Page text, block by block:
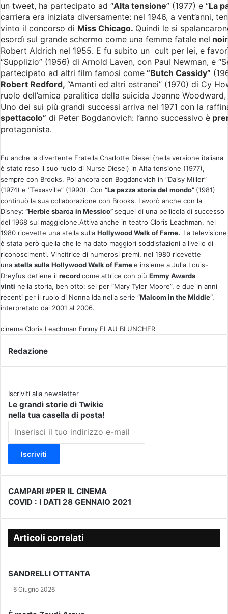
un tweet, ha partecipato ad “Alta tensione” (1977) e “La
carriera era iniziata diversamente: nel 1946, a vent’anni,
vinto il concorso di Miss Chicago. Quindi le si
esordì sul grande schermo come una femme fatale nel
Robert Aldrich nel 1955. E fu subito un cult per lei, e
“Supplizio” (1956) di Arnold Laven, con Paul Newman, e
partecipato ad altri film famosi come “Butch Cassidy”
Robert Redford, “Amanti ed altri estranei” (1970) di Cy
ruolo dell’amica paralitica della suicida Joanne
Uno dei sui più grandi successi arriva nel 1971 con la
spettacolo” di Peter Bogdanovich: l’anno successivo è
protagonista.
Fu anche la divertente Fratella Charlotte Diesel (nella versione italiana
è stato reso il suo ruolo di Nurse Diesel) in Alta tensione (1977),
sempre con Brooks. Poi ancora con Bogdanovich in “Daisy Miller”
(1974) e “Texasville” (1990). Con “La pazza storia del mondo” (1981)
continuò la sua collaborazione con Brooks. Lavorò anche con la
Disney: “Herbie sbarca in Messico”sequel di una pellicola di successo
del 1968 sul maggiolone.Attiva anche in teatro Cloris Leachman, nel
1980 ricevette una stella sulla Hollywood Walk of Fame. La televisione
è stata però quella che le ha dato maggiori soddisfazioni a livello di
riconoscimenti. Vincitrice di numerosi premi, nel 1980 ricevette
una stella sulla Hollywood Walk of Famee insieme a Julia Louis-
Dreyfus detiene il recordcome attrice con più Emmy Awards
vinti nella storia, ben otto: sei per “Mary Tyler Moore”, e due in anni
recenti per il ruolo di Nonna Ida nella serie “Malcom in the Middle“,
interpretato dal 2001 al 2006.
cinema Cloris Leachman Emmy FLAU BLUNCHER
Redazione
Iscriviti alla newsletter
Le grandi storie di Twikie
nella tua casella di posta!
s
s
c
i
C
A
P
I
CAMPARI #PER IL CINEMA
C
D
I
COVID : I DATI 28 GENNAIO 2021
Articoli correlati
SANDRELLI OTTANTA
6 Giugno 2026